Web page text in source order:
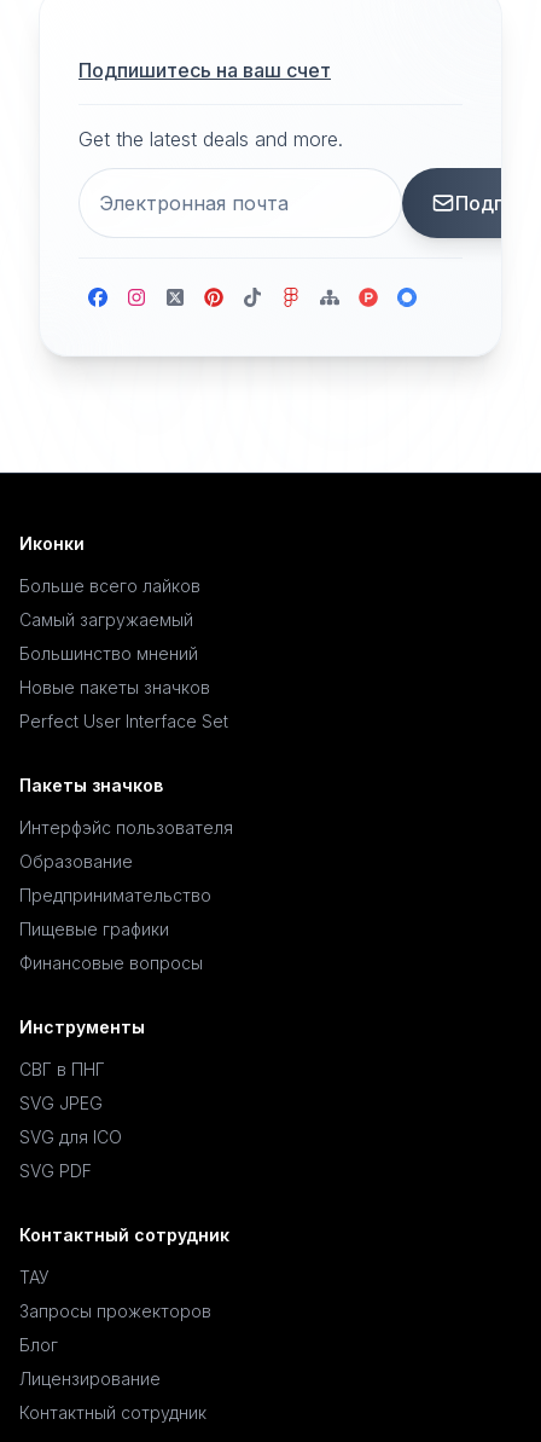
Подпишитесь на ваш счет
Get the latest deals and more.
Иконки
Больше всего лайков
Самый загружаемый
Большинство мнений
Новые пакеты значков
Perfect User Interface Set
Пакеты значков
Интерфэйс пользователя
Образование
Предпринимательство
Пищевые графики
Финансовые вопросы
Инструменты
СВГ в ПНГ
SVG JPEG
SVG для ICO
SVG PDF
Контактный сотрудник
ТАУ
Запросы прожекторов
Блог
Лицензирование
Контактный сотрудник